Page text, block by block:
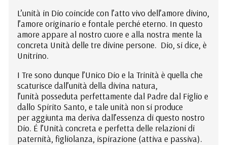
L’unità in Dio coincide con l’atto vivo dell’amore divino,
l’amore originario e fontale perché eterno. In questo
amore appare al nostro cuore e alla nostra mente la
concreta Unità delle tre divine persone. Dio, si dice, è
Unitrino.
I Tre sono dunque l’Unico Dio e la Trinità è quella che
scaturisce dall’unità della divina natura,
l’unità posseduta perfettamente dal Padre dal Figlio e
dallo Spirito Santo, e tale unità non si produce
per aggiunta ma deriva dall’essenza di questo nostro
Dio. É l’Unità concreta e perfetta delle relazioni di
paternità, figliolanza, ispirazione (attiva e passiva).